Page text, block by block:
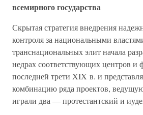
всемирного государства
Скрытая стратегия внедрения
контроля за национальными
транснациональных элит начала
недрах соответствующих центров и
последней трети XIX в. и
комбинацию ряда проектов,
играли два — протестантский и